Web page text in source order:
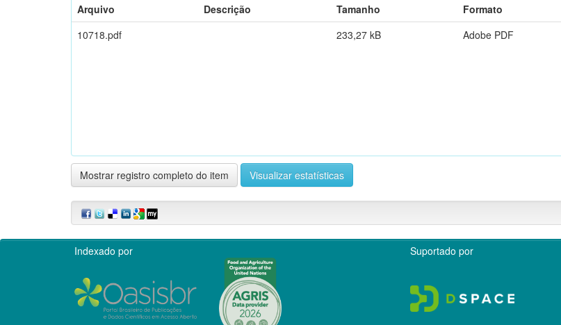
Arquivo
Descrição Tamanho
Formato
10718.pdf
233,27 kB Adobe PDF
Mostrar registro completo do item Visualizar estatísticas
Indexado por Suportado por